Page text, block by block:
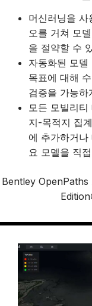
머신러닝을
오를 거쳐 모
을 절약할 수
자동화된 모
목표에 대해
검증을 가능하
모든 모빌리
지-목적지 집
에 추가하거
요 모델을 직
Bentley